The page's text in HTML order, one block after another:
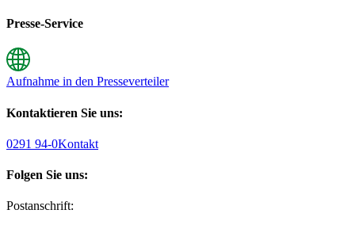
Presse-Service
Aufnahme in den Presseverteiler
Kontaktieren Sie uns:
0291 94-0Kontakt
Folgen Sie uns:
Postanschrift: